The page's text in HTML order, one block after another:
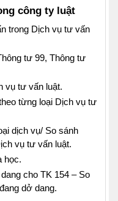
công ty luật
trong Dịch vụ tư vấn
tư 99, Thông tư
vụ tư vấn luật.
từng loại Dịch vụ tư
dịch vụ/ So sánh
vụ tư vấn luật.
học.
cho TK 154 – So
dở dang.